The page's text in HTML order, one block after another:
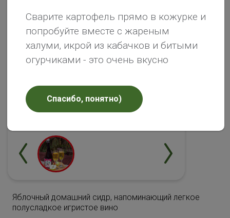
Яблочный домашний сидр, напоминающий легкое
полусладкое игристое вино
Сварите картофель прямо в кожурке и
попробуйте вместе с жареным
халуми, икрой из кабачков и битыми
огурчиками - это очень вкусно
Спасибо, понятно)